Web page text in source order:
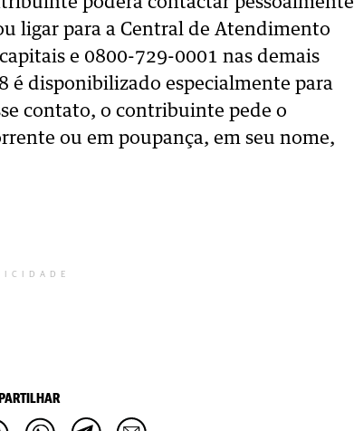
ligar para a Central de Atendimento
e 0800-729-0001 nas demais
é disponibilizado especialmente para
contato, o contribuinte pede o
ou em poupança, em seu nome,